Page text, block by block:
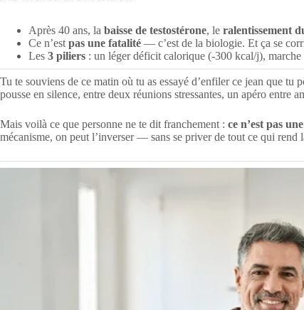
Après 40 ans, la baisse de testostérone, le ralentissement
Ce n’est pas une fatalité — c’est de la biologie. Et ça se
Les 3 piliers : un léger déficit calorique (-300 kcal/j),
Tu te souviens de ce matin où tu as essayé d’enfiler ce jean que
pousse en silence, entre deux réunions stressantes, un apéro entre
Mais voilà ce que personne ne te dit franchement : ce n’est pas
mécanisme, on peut l’inverser — sans se priver de tout ce qui rend